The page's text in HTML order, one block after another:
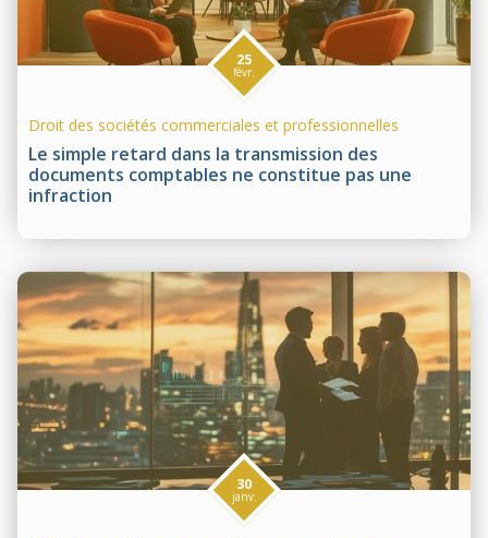
Le simple retard dans la transmission des
documents comptables ne constitue pas une
infraction
25
févr.
Droit des sociétés commerciales et professionnelles
30
janv.